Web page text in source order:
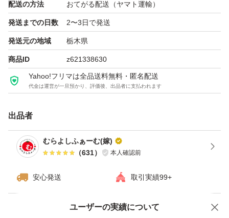
最下部に傷み防止の為
クッション材を敷きます。
出荷前に検品しておりますが
傷商品が混入する事もございます。
（すみません(＞＜)）
月・水・金曜日が収穫です。
収穫日の配送手続き予定ですが
業務状況により、翌日の配送手続きと
ご了承くださいm(_ _)m
配送の方法 おてがる配送（ヤマト運輸）
発送までの日数 2〜3日で発送
発送元の地域 栃木県
商品ID z621338630
Yahoo!フリマは全品送料無料・匿名配送
代金は運営が一旦預かり、評価後、出品者に支払われます
出品者
むらよしふぁーむ(嫁)
（631） 本人確認前
安心発送 取引実績99+
ユーザーの実績について
価格の相談 商品への質問